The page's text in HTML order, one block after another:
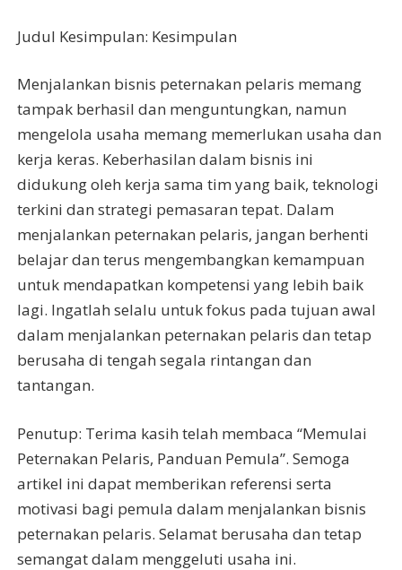
Judul Kesimpulan: Kesimpulan
Menjalankan bisnis peternakan pelaris memang
tampak berhasil dan menguntungkan, namun
mengelola usaha memang memerlukan usaha dan
kerja keras. Keberhasilan dalam bisnis ini
didukung oleh kerja sama tim yang baik, teknologi
terkini dan strategi pemasaran tepat. Dalam
menjalankan peternakan pelaris, jangan berhenti
belajar dan terus mengembangkan kemampuan
untuk mendapatkan kompetensi yang lebih baik
lagi. Ingatlah selalu untuk fokus pada tujuan awal
dalam menjalankan peternakan pelaris dan tetap
berusaha di tengah segala rintangan dan
tantangan.
Penutup: Terima kasih telah membaca “Memulai
Peternakan Pelaris, Panduan Pemula”. Semoga
artikel ini dapat memberikan referensi serta
motivasi bagi pemula dalam menjalankan bisnis
peternakan pelaris. Selamat berusaha dan tetap
semangat dalam menggeluti usaha ini.